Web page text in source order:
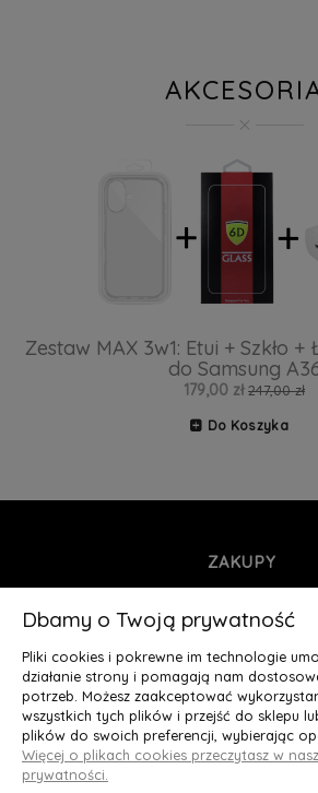
Zestaw MAX 3w1: Etui + Szkło
do Samsung
179,00 zł 247,00 zł
Do Koszyka
ZAKUPY
INFORMACJE
MOJE KONTO
O NAS
Deluxury.pl
Dbamy o Twoją prywatność
Pliki cookies i pokrewne im technologie
działanie strony i pomagają nam
potrzeb. Możesz zaakceptować
wszystkich tych plików i przejść do sklepu
plików do swoich preferencji, wybierając
Więcej o plikach cookies przeczytasz w
prywatności.